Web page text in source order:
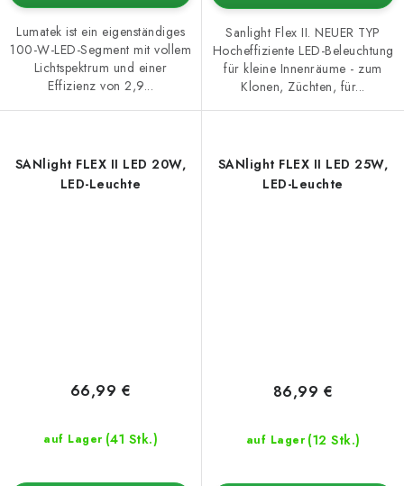
Lumatek ist ein eigenständiges
100-W-LED-Segment mit vollem
Lichtspektrum und einer
Effizienz von 2,9...
Sanlight Flex II. NEUER TYP
Hocheffiziente LED-Beleuchtung
für kleine Innenräume - zum
Klonen, Züchten, für...
SANlight FLEX II LED 20W,
LED-Leuchte
auf Lager (41 Stk.)
66,99 €
SANlight FLEX II LED 25W,
LED-Leuchte
auf Lager (12 Stk.)
86,99 €